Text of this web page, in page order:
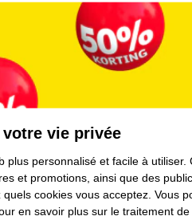
médical
27
20
vie privée
plus personnalisé et facile à utiliser.
et promotions, ainsi que des
quels cookies vous acceptez. Vous
en savoir plus sur le traitement